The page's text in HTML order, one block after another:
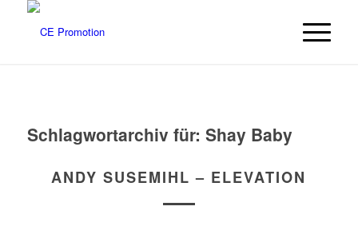
Schlagwortarchiv für: Shay Baby
ANDY SUSEMIHL – ELEVATION